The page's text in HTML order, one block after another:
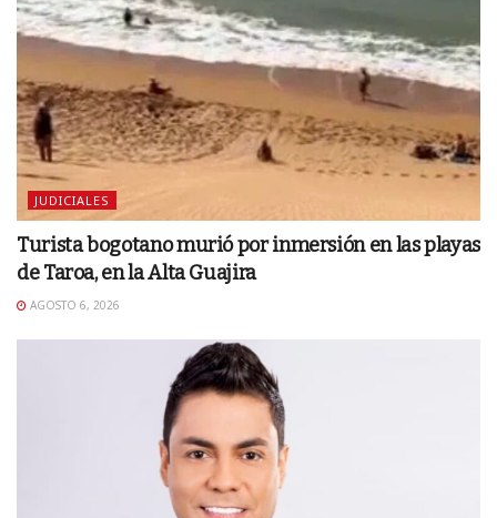
JUDICIALES
Turista bogotano murió por inmersión en las playas
de Taroa, en la Alta Guajira
AGOSTO 6, 2026